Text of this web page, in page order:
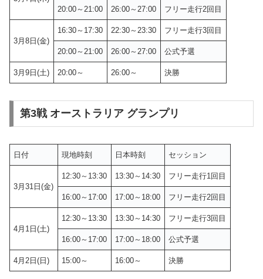
20:00～21:00
26:00～27:00 フリー走行2回目
3月8日(金)
16:30～17:30 22:30～23:30 フリー走行3回目
20:00～21:00 26:00～27:00 公式予選
3月9日(土) 20:00～ 26:00～ 決勝
第3戦 オーストラリア グランプリ
日付 現地時刻 日本時刻 セッション
3月31日(金)
12:30～13:30 13:30～14:30 フリー走行1回目
16:00～17:00 17:00～18:00 フリー走行2回目
4月1日(土)
12:30～13:30 13:30～14:30 フリー走行3回目
16:00～17:00 17:00～18:00 公式予選
4月2日(日) 15:00～ 16:00～ 決勝